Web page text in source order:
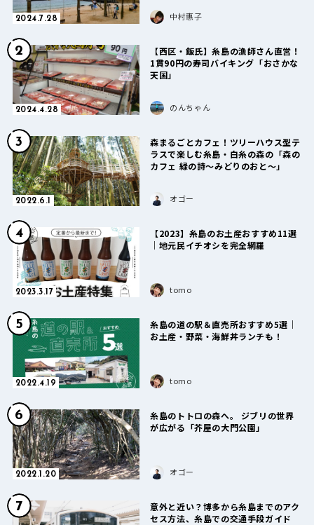
2024.7.28 中村惠子
2
2024.4.28
【西区・飯氏】糸島の漁師さん直営！
1貫90円の寿司バイキング「おさかな
天国」
のんちゃん
3
2022.6.1
森まるごとカフェ！ツリーハウス型テ
ラスで楽しむ糸島・白糸の森の「森の
カフェ 緑の詩〜みどりのおと〜」
オゴー
4
2023.3.17
【2023】糸島のお土産おすすめ11選
｜地元民イチオシを完全網羅
tomo
5
2022.4.19
糸島の道の駅＆直売所おすすめ5選｜
お土産・野菜・海鮮丼ランチも！
tomo
6
2022.1.20
糸島のトトロの森へ。 ジブリの世界
が広がる「芥屋の大門公園」
オゴー
7
意外と近い？博多から糸島までのアク
セス方法、糸島での交通手段ガイド